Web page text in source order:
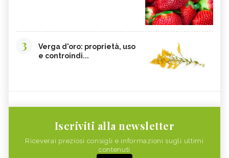
3
Verga d'oro: proprietà, uso
e controindi...
Iscriviti alla newsletter
Riceverai preziosi consigli e informazioni sugli ultimi
contenuti